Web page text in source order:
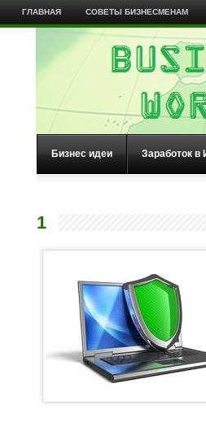
ГЛАВНАЯ СОВЕТЫ БИЗНЕСМЕНАМ
Бизнес идеи Заработок в
1